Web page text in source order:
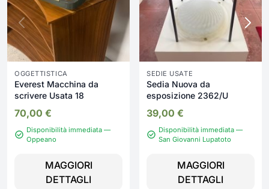
OGGETTISTICA
Everest Macchina da
scrivere Usata 18
70,00 €
Disponibilità immediata —
Oppeano
MAGGIORI
DETTAGLI
SEDIE USATE
Sedia Nuova da
esposizione 2362/U
39,00 €
Disponibilità immediata —
San Giovanni Lupatoto
MAGGIORI
DETTAGLI